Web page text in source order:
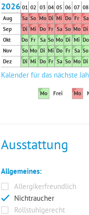
2026 01 02 03 04 05 06 07 08
Aug
Sa So Mo Di Mi Do Fr Sa
Sep
Di Mi Do Fr Sa So Mo Di
Okt
Do Fr Sa So Mo Di Mi Do
Nov
So Mo Di Mi Do Fr Sa So
Dez
Di Mi Do Fr Sa So Mo Di
Kalender für das nächste
Mo Frei Mo
Ausstattung
Allgemeines:
Allergikerfreundlich
Nichtraucher
Rollstuhlgerecht